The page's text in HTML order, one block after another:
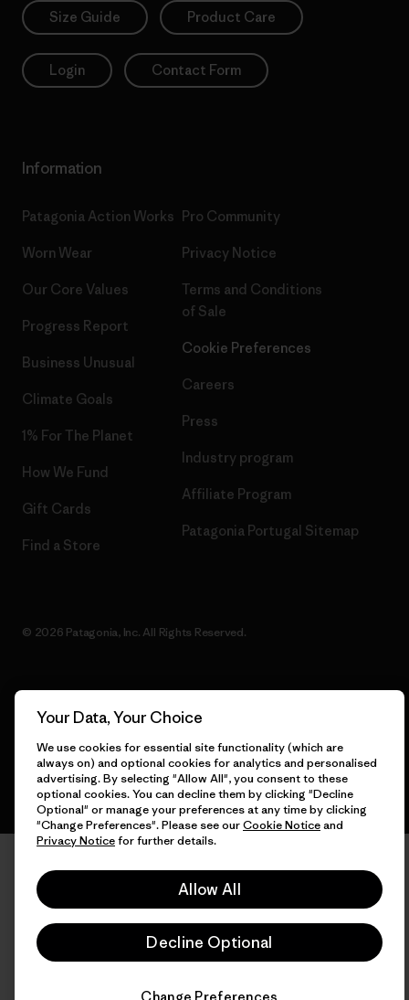
Size Guide Product Care
Login Contact Form
Information
Patagonia Action Works
Worn Wear
Our Core Values
Progress Report
Business Unusual
Climate Goals
1% For The Planet
How We Fund
Gift Cards
Find a Store
Pro Community
Privacy Notice
Terms and Conditions
of Sale
Cookie Preferences
Careers
Press
Industry program
Affiliate Program
Patagonia Portugal Sitemap
© 2026 Patagonia, Inc. All Rights Reserved.
English
Your Data, Your Choice
We use cookies for essential site functionality (which are
always on) and optional cookies for analytics and personalised
advertising. By selecting "Allow All", you consent to these
optional cookies. You can decline them by clicking "Decline
Optional" or manage your preferences at any time by clicking
"Change Preferences". Please see ourCookie Noticeand
Privacy Noticefor further details.
Allow All
Decline Optional